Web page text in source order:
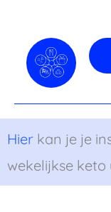
inhoud
Hier kan je je
wekelijkse keto